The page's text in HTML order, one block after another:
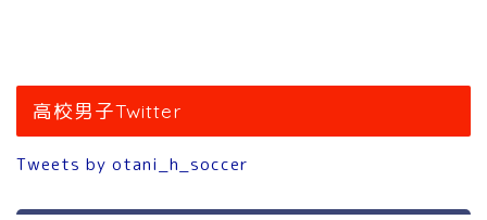
高校男子Twitter
Tweets by otani_h_soccer